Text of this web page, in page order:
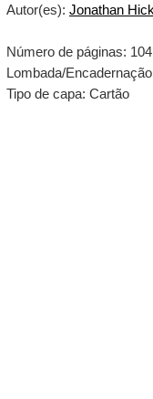
Autor(es): Jonathan
Número de páginas: 104
Lombada/Encadernação
Tipo de capa: Cartão